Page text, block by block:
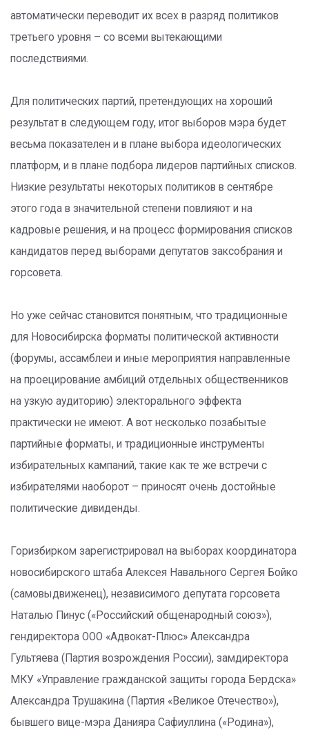
автоматически переводит их всех в разряд политиков
третьего уровня – со всеми вытекающими
последствиями.
Для политических партий, претендующих на хороший
результат в следующем году, итог выборов мэра будет
весьма показателен и в плане выбора идеологических
платформ, и в плане подбора лидеров партийных списков.
Низкие результаты некоторых политиков в сентябре
этого года в значительной степени повлияют и на
кадровые решения, и на процесс формирования списков
кандидатов перед выборами депутатов заксобрания и
горсовета.
Но уже сейчас становится понятным, что традиционные
для Новосибирска форматы политической активности
(форумы, ассамблеи и иные мероприятия направленные
на проецирование амбиций отдельных общественников
на узкую аудиторию) электорального эффекта
практически не имеют. А вот несколько позабытые
партийные форматы, и традиционные инструменты
избирательных кампаний, такие как те же встречи с
избирателями наоборот – приносят очень достойные
политические дивиденды.
Горизбирком зарегистрировал на выборах координатора
новосибирского штаба Алексея Навального Сергея Бойко
(самовыдвиженец), независимого депутата горсовета
Наталью Пинус («Российский общенародный союз»),
гендиректора ООО «Адвокат-Плюс» Александра
Гультяева (Партия возрождения России), замдиректора
МКУ «Управление гражданской защиты города Бердска»
Александра Трушакина (Партия «Великое Отечество»),
бывшего вице-мэра Данияра Сафиуллина («Родина»),